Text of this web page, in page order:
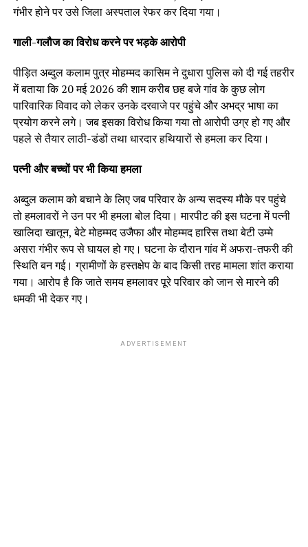
गंभीर होने पर उसे जिला अस्पताल रेफर कर दिया गया।
गाली-गलौज का विरोध करने पर भड़के आरोपी
पीड़ित अब्दुल कलाम पुत्र मोहम्मद कासिम ने दुधारा पुलिस को दी गई तहरीर
में बताया कि 20 मई 2026 की शाम करीब छह बजे गांव के कुछ लोग
पारिवारिक विवाद को लेकर उनके दरवाजे पर पहुंचे और अभद्र भाषा का
प्रयोग करने लगे। जब इसका विरोध किया गया तो आरोपी उग्र हो गए और
पहले से तैयार लाठी-डंडों तथा धारदार हथियारों से हमला कर दिया।
पत्नी और बच्चों पर भी किया हमला
अब्दुल कलाम को बचाने के लिए जब परिवार के अन्य सदस्य मौके पर पहुंचे
तो हमलावरों ने उन पर भी हमला बोल दिया। मारपीट की इस घटना में पत्नी
खालिदा खातून, बेटे मोहम्मद उजैफा और मोहम्मद हारिस तथा बेटी उम्मे
असरा गंभीर रूप से घायल हो गए। घटना के दौरान गांव में अफरा-तफरी की
स्थिति बन गई। ग्रामीणों के हस्तक्षेप के बाद किसी तरह मामला शांत कराया
गया। आरोप है कि जाते समय हमलावर पूरे परिवार को जान से मारने की
धमकी भी देकर गए।
ADVERTISEMENT